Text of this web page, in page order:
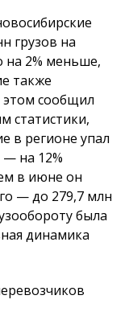
грузов на
на 2% меньше,
также
этом сообщил
статистики,
в регионе упал
— на 12%
в июне он
— до 279,7 млн
была
динамика